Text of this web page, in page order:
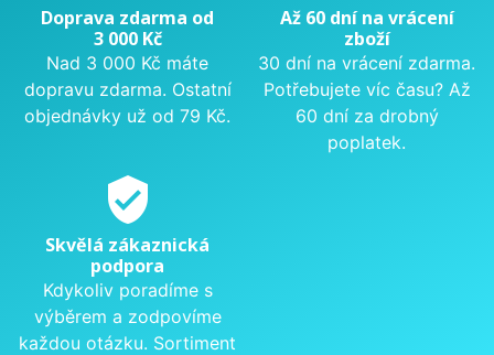
Doprava zdarma od
3 000 Kč
Nad 3 000 Kč máte
dopravu zdarma. Ostatní
objednávky už od 79 Kč.
Až 60 dní na vrácení
zboží
30 dní na vrácení zdarma.
Potřebujete víc času? Až
60 dní za drobný
poplatek.
verified_user
Skvělá zákaznická
podpora
Kdykoliv poradíme s
výběrem a zodpovíme
každou otázku. Sortiment